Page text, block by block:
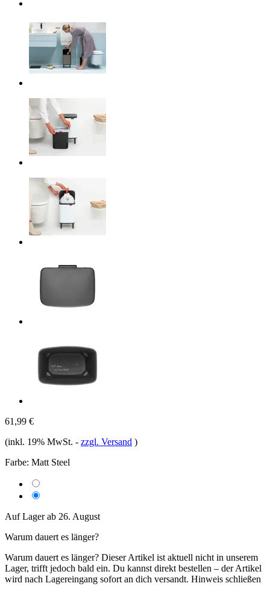
61,99 €
(inkl. 19% MwSt. - zzgl. Versand )
Farbe: Matt Steel
Auf Lager ab 26. August
Warum dauert es länger?
Warum dauert es länger? Dieser Artikel ist aktuell nicht in unserem
Lager, trifft jedoch bald ein. Du kannst direkt bestellen – der Artikel
wird nach Lagereingang sofort an dich versandt. Hinweis schließen